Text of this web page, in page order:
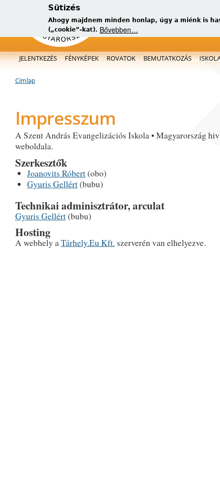
Sütizés
Ahogy majdnem minden honlap, úgy a miénk is
(„cookie”-kat). Bővebben…
új,
Főmenü
JELENTKEZÉS FÉNYKÉPEK ROVATOK BEMUTATKOZÁS
Jelenlegi hely
Címlap
Impresszum
A Szent András Evangelizációs Iskola • Magyarország
weboldala.
Szerkesztők
Joanovits Róbert(obo)
Gyuris Gellért(bubu)
Technikai adminisztrátor, arculat
Gyuris Gellért(bubu)
Hosting
A webhely aTárhely.Eu Kft. szerverén van elhelyezve.